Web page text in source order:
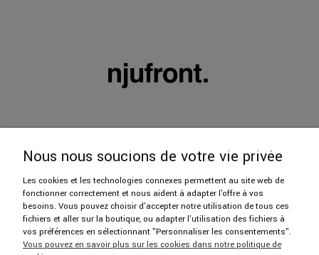
606 402 112
hello@njufront.com
Nous nous soucions de votre vie privée
Les cookies et les technologies connexes permettent au site web de
fonctionner correctement et nous aident à adapter l'offre à vos
besoins. Vous pouvez choisir d'accepter notre utilisation de tous ces
fichiers et aller sur la boutique, ou adapter l'utilisation des fichiers à
vos préférences en sélectionnant "Personnaliser les consentements".
Vous pouvez en savoir plus sur les cookies dans notre politique de